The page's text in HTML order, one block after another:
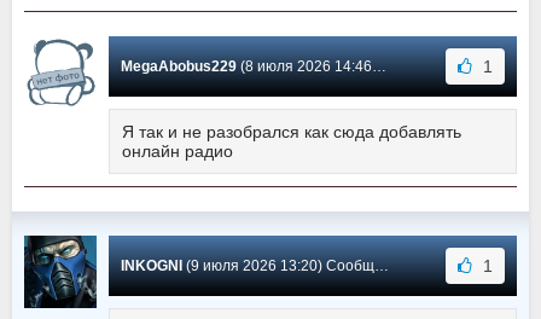
MegaAbobus229(8 июля 2026 14:46) Сообщение #3679 1
Я так и не разобрался как сюда добавлять
онлайн радио
INKOGNI (9 июля 2026 13:20) Сообщение #3678 1